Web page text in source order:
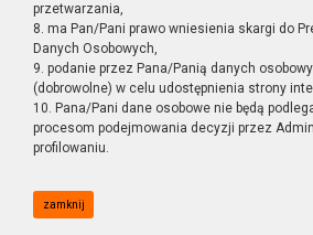
przetwarzania,
8. ma Pan/Pani prawo wniesienia skargi do
Danych Osobowych,
9. podanie przez Pana/Panią danych
(dobrowolne) w celu udostępnienia strony
10. Pana/Pani dane osobowe nie będą
procesom podejmowania decyzji przez
profilowaniu.
zamknij